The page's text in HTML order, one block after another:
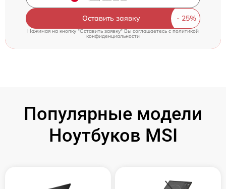
Оставить заявку
Нажимая на кнопку "Оставить заявку" Вы соглашаетесь c политикой
конфиденциальности
Популярные модели
Ноутбуков MSI